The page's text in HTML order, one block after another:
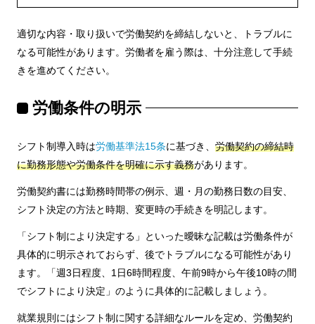
適切な内容・取り扱いで労働契約を締結しないと、トラブルに
なる可能性があります。労働者を雇う際は、十分注意して手続
きを進めてください。
労働条件の明示
シフト制導入時は労働基準法15条に基づき、 労働契約の締結時
に勤務形態や労働条件を明確に示す義務があります。
労働契約書には勤務時間帯の例示、週・月の勤務日数の目安、
シフト決定の方法と時期、変更時の手続きを明記します。
「シフト制により決定する」といった曖昧な記載は労働条件が
具体的に明示されておらず、後でトラブルになる可能性があり
ます。「週3日程度、1日6時間程度、午前9時から午後10時の間
でシフトにより決定」のように具体的に記載しましょう。
就業規則にはシフト制に関する詳細なルールを定め、労働契約